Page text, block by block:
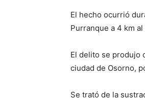
El hecho ocurrió
Purranque a 4 km
El delito se produjo
ciudad de Osorno,
Se trató de la